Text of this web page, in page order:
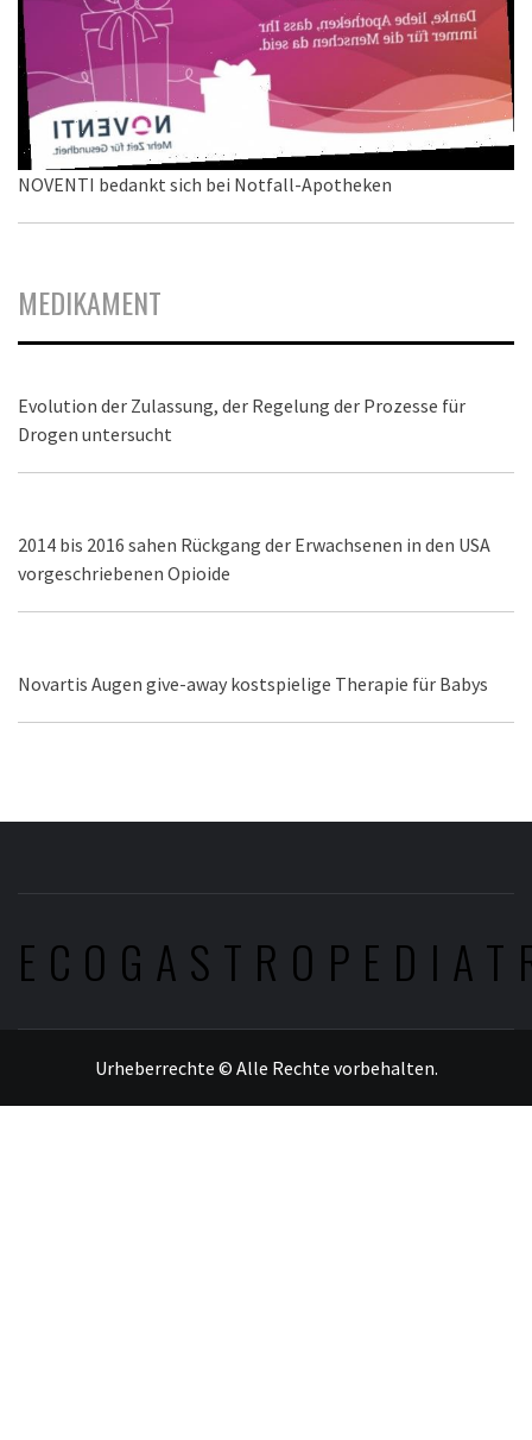
NOVENTI bedankt sich bei Notfall-Apotheken
MEDIKAMENT
Evolution der Zulassung, der Regelung der Prozesse für
Drogen untersucht
2014 bis 2016 sahen Rückgang der Erwachsenen in den USA
vorgeschriebenen Opioide
Novartis Augen give-away kostspielige Therapie für Babys
Urheberrechte © Alle Rechte vorbehalten.